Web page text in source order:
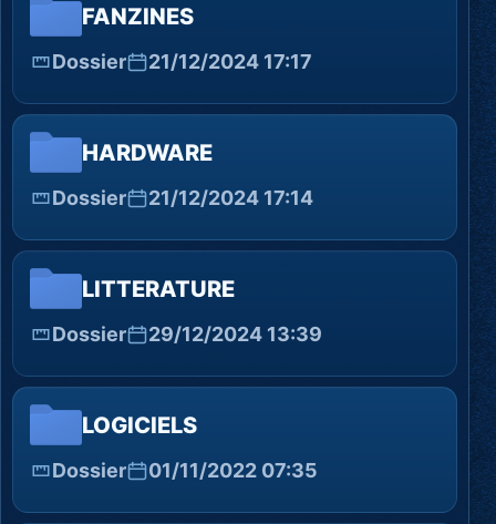
FANZINES
Dossier 21/12/2024 17:17
HARDWARE
Dossier 21/12/2024 17:14
LITTERATURE
Dossier 29/12/2024 13:39
LOGICIELS
Dossier 01/11/2022 07:35